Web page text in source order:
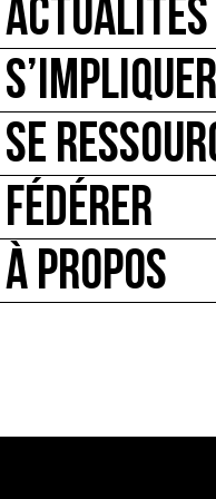
ACTUALITÉS
S’IMPLIQUER
SE
FÉDÉRER
À PROPOS